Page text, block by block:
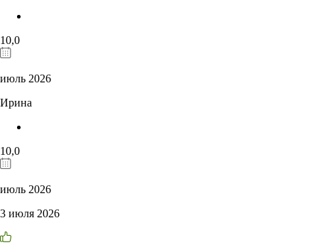
10,0
июль 2026
Ирина
10,0
июль 2026
3 июля 2026